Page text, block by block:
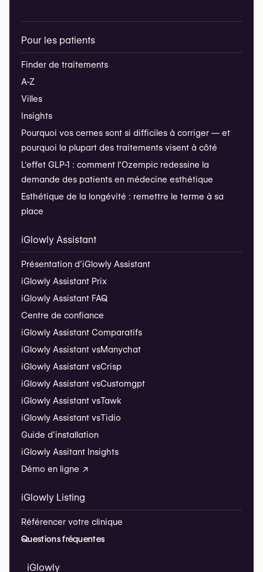
Pour les patients
Finder de traitements
A-Z
Villes
Insights
Pourquoi vos cernes sont si difficiles à corriger — et
pourquoi la plupart des traitements visent à côté
L'effet GLP-1 : comment l'Ozempic redessine la
demande des patients en médecine esthétique
Esthétique de la longévité : remettre le terme à sa
place
iGlowly Assistant
Présentation d’iGlowly Assistant
iGlowly Assistant Prix
iGlowly Assistant FAQ
Centre de confiance
iGlowly Assistant Comparatifs
iGlowly Assistant vsManychat
iGlowly Assistant vsCrisp
iGlowly Assistant vsCustomgpt
iGlowly Assistant vsTawk
iGlowly Assistant vsTidio
Guide d’installation
iGlowly Assitant Insights
Démo en ligne ↗
iGlowly Listing
Référencer votre clinique
Questions fréquentes
iGlowly